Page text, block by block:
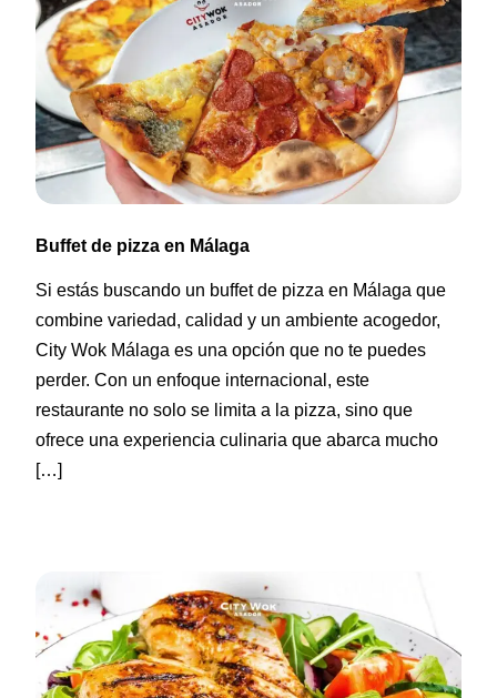
Buffet de pizza en Málaga
Si estás buscando un buffet de pizza en Málaga que
combine variedad, calidad y un ambiente acogedor,
City Wok Málaga es una opción que no te puedes
perder. Con un enfoque internacional, este
restaurante no solo se limita a la pizza, sino que
ofrece una experiencia culinaria que abarca mucho
[…]